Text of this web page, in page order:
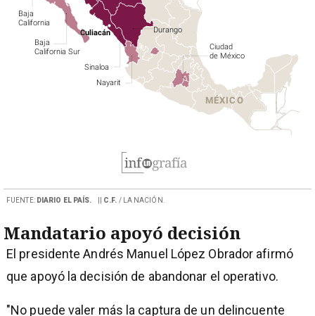
FUENTE: DIARIO EL PAÍS. C.F. / LA NACIÓN.
Mandatario apoyó decisión
El presidente Andrés Manuel López Obrador afirmó
que apoyó la decisión de abandonar el operativo.
"No puede valer más la captura de un delincuente